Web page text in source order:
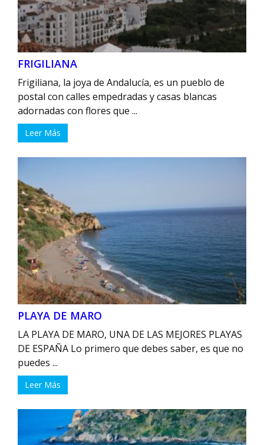
FRIGILIANA
Frigiliana, la joya de Andalucía, es un pueblo de
postal con calles empedradas y casas blancas
adornadas con flores que ...
Leer Más
PLAYA DE MARO
LA PLAYA DE MARO, UNA DE LAS MEJORES PLAYAS
DE ESPAÑA Lo primero que debes saber, es que no
puedes ...
Leer Más